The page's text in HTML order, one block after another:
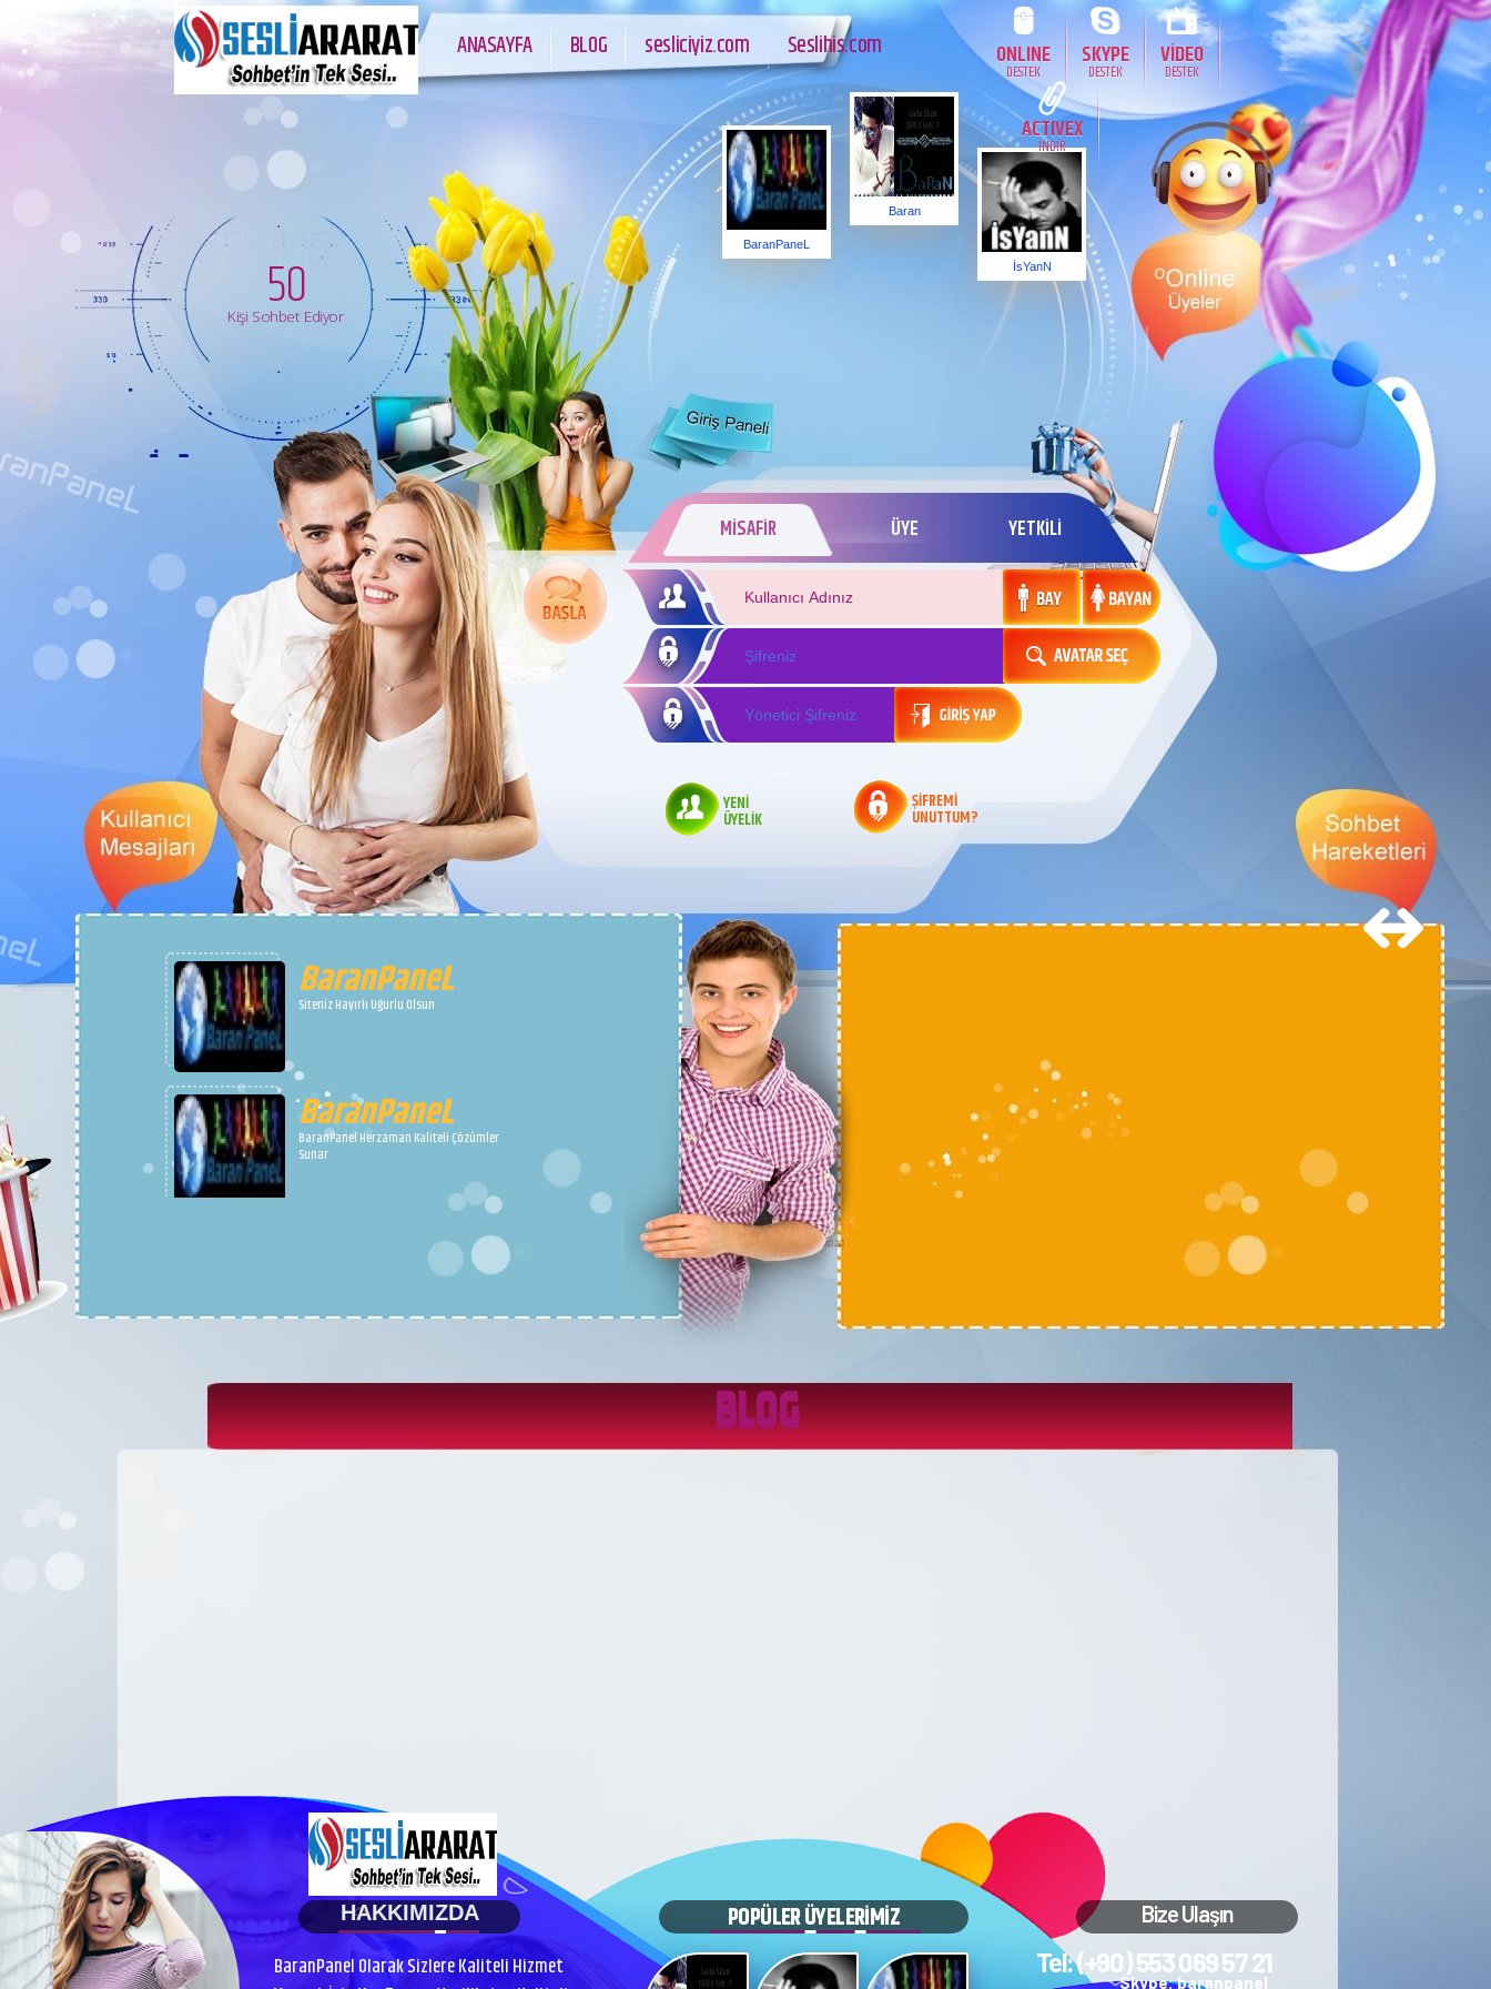
ONLINE
DESTEK
SKYPE
DESTEK
VİDEO
DESTEK
ACTIVEX
İNDİR
ANASAYFA BLOG sesliciyiz.com Seslihis.com
YENİ
ÜYELİK
ŞİFREMİ
UNUTTUM?
50
Kişi Sohbet Ediyor
MİSAFİR ÜYE YETKİLİ
BaranPaneL
Baran
İsYanN
İsYanN
Senin aşkını dağlara yazacaktım ama
aşkımdan daha büyük bir dağ bulamadım.
İsYanN
Yüreğini sevdim cancağazım, daha sözüm
yok..
BLOG
POPÜLER ÜYELERİMİZ Bize Ulaşın
Tel: (+90) 553 069 57 21
Skype: baranpanel
HAKKIMIZDA
BaranPanel Olarak Sizlere Kaliteli Hizmet